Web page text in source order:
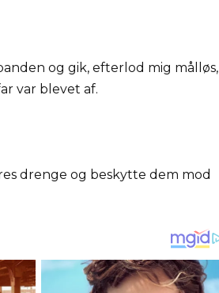
og gik, efterlod mig målløs,
var blevet af.
drenge og beskytte dem mod